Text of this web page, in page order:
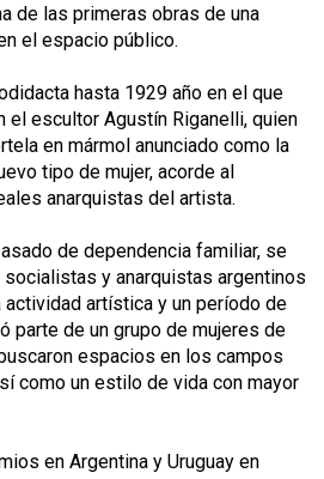
de las primeras obras de una
el espacio público.
hasta 1929 año en el que
el escultor Agustín Riganelli, quien
en mármol anunciado como la
tipo de mujer, acorde al
anarquistas del artista.
de dependencia familiar, se
y anarquistas argentinos
actividad artística y un período de
parte de un grupo de mujeres de
espacios en los campos
como un estilo de vida con mayor
en Argentina y Uruguay en